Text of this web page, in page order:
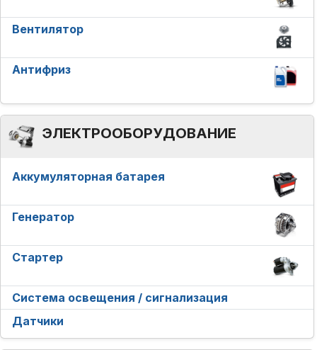
Вентилятор
Антифриз
ЭЛЕКТРООБОРУДОВАНИЕ
Аккумуляторная батарея
Генератор
Стартер
Система освещения / сигнализация
Датчики